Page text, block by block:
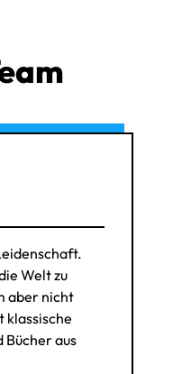
Welt zu
aber nicht
klassische
Bücher aus